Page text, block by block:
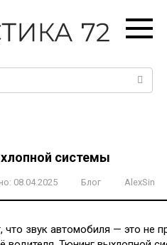
системы
08.04.2025 Блог AlexSin
звук автомобиля — это не